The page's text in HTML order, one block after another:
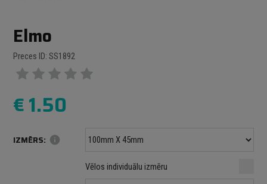
Elmo
Preces ID: SS1892
€1.50
IZMĒRS: info
mm mm
Maksimālais izmērs: 1000 mm
Vēlos individuālu izmēru